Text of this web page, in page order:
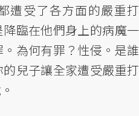
遭受了各方面的嚴重打
臨在他們身上的病魔一
為何有罪？性侵。是誰
兒子讓全家遭受嚴重打